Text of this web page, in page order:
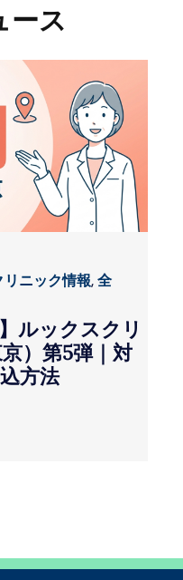
ース
ニック情報,全
ルックスクリ
）第5弾｜対
方法